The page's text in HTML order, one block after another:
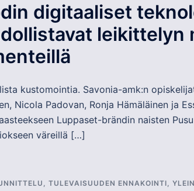
digitaaliset
leikittelyn
kustomointia. Savonia-amk:n
Nicola Padovan, Ronja Hämäläinen ja
Luppaset-brändin naisten
väreillä […]
, TULEVAISUUDEN ENNAKOINTI,